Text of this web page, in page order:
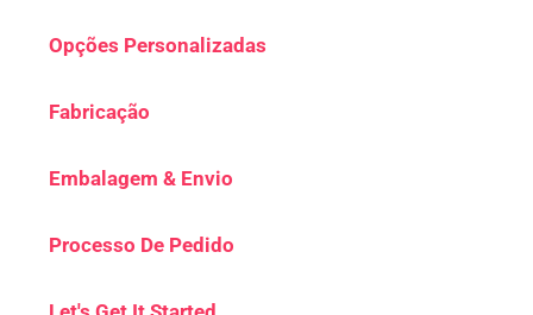
Opções Personalizadas
Fabricação
Embalagem & Envio
Processo De Pedido